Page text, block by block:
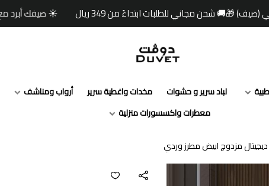
☀️ صيفك أبرد مع دوفت ✨خصومات حتى 60% 🏷️وكود خصم إضافي (صيف)
مفارش دوفت | DUVET
لباد سرير و حشوات مخدات واغطية سرير أرواب ومناشف
معطرات واكسسورات منزلية
مزدوج ابيض مطرز وردي